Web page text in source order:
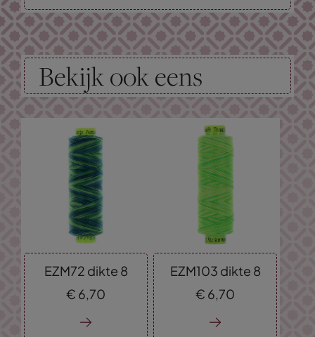
Bekijk ook eens
EZM72 dikte 8
€ 6,70
EZM103 dikte 8
€ 6,70